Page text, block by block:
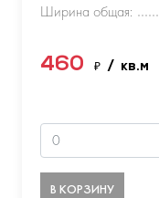
Ширина общая:
460 ₽ / кв.м
В КОРЗИНУ